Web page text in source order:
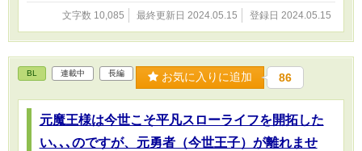
じの根性論で見事に素敵なレディとして誰も彼もから認められたア
イリスはついに魔法学園への通学許可が下される！ 「よろしいで
すか､､､あなたは一国の姫様なのですから､､､決して身分がバレない
ように。もしバレてしまった場合は引きずってでも王城に帰ること
になりますからね！！」 「わかってますわ！ふ、ふふふ､､､やっ
と、力を手に入れられるのね､､､！！」 「､､､姫様。悪役のような
発言はおやめください。」 この物語は脳筋ゴリラな姫様が、残念
ツンデレ婚約者や、ブラコンの兄､､､その他様々な人を巻き込みな
がら自由気ままに力を求めまくるお話しである。 ､､､ついでに世界
の危機とか救ったりするかもしれない。
文字数 10,085 最終更新日 2024.05.15 登録日 2024.05.15
BL 連載中 長編 お気に入りに追加 86
元魔王様は今世こそ平凡スローライフを開拓した
い､､､のですが、元勇者（今世王子）が離れませ